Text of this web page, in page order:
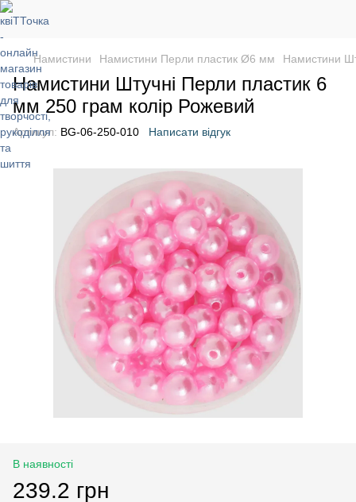
Намистини Намистини Перли пластик Ø6 мм Намистини
Намистини Штучні Перли пластик 6
мм 250 грам колір Рожевий
Артикул: BG-06-250-010 Написати відгук
В наявності
239.2 грн